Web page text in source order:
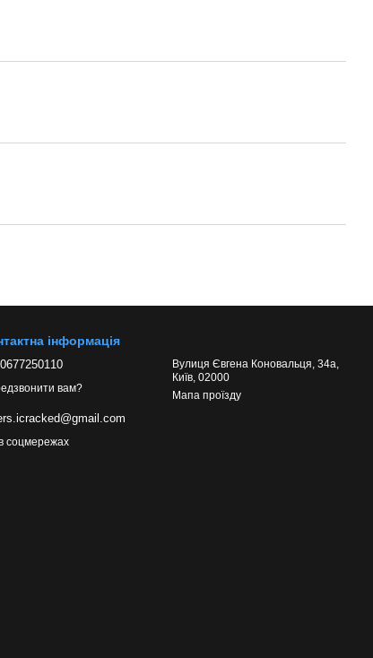
інформація
вам?
Вулиця Євгена Коновальця, 34а,
Київ, 02000
Мапа проїзду
соцмережах